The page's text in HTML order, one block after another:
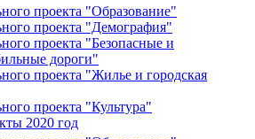
проекта "Образование"
проекта "Демография"
проекта "Безопасные и
дороги"
проекта "Жилье и городская
проекта "Культура"
2020 год